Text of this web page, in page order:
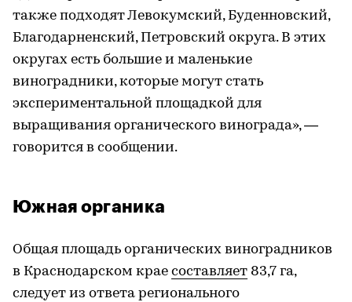
также подходят Левокумский, Буденновский,
Благодарненский, Петровский округа. В этих
округах есть большие и маленькие
виноградники, которые могут стать
экспериментальной площадкой для
выращивания органического винограда», —
говорится в сообщении.
Южная органика
Общая площадь органических виноградников
в Краснодарском крае составляет 83,7 га,
следует из ответа регионального